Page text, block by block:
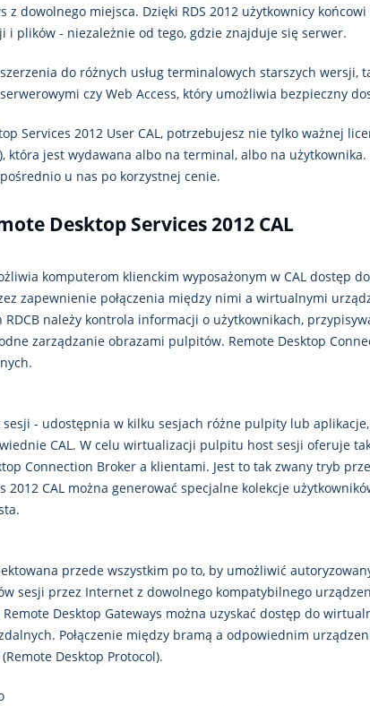
dowolnego miejsca. Dzięki RDS 2012 użytkownicy
plików - niezależnie od tego, gdzie znajduje się serwer.
do różnych usług terminalowych starszych wersji,
czy Web Access, który umożliwia bezpieczny
Services 2012 User CAL, potrzebujesz nie tylko ważnej
która jest wydawana albo na terminal, albo na użytkownika.
u nas po korzystnej cenie.
Desktop Services 2012 CAL
komputerom klienckim wyposażonym w CAL dostęp
zapewnienie połączenia między nimi a wirtualnymi
należy kontrola informacji o użytkownikach,
zarządzanie obrazami pulpitów. Remote Desktop
- udostępnia w kilku sesjach różne pulpity lub
CAL. W celu wirtualizacji pulpitu host sesji oferuje
Connection Broker a klientami. Jest to tak zwany tryb
2012 CAL można generować specjalne kolekcje
przede wszystkim po to, by umożliwić
sesji przez Internet z dowolnego kompatybilnego
Desktop Gateways można uzyskać dostęp do
Połączenie między bramą a odpowiednim
Desktop Protocol).